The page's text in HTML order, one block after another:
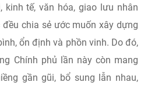
kinh tế, văn hóa, giao lưu nhân
chia sẻ ước muốn xây dựng
ổn định và phồn vinh. Do đó,
Chính phủ lần này còn mang
gần gũi, bổ sung lẫn nhau,